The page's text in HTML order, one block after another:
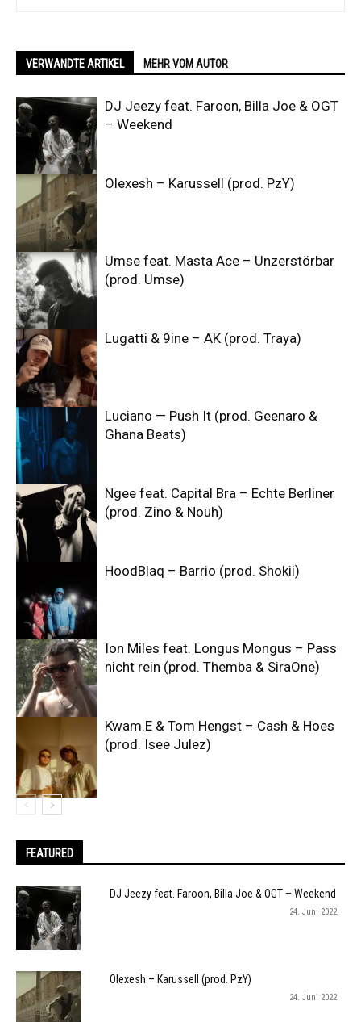
VERWANDTE ARTIKEL MEHR VOM AUTOR
DJ Jeezy feat. Faroon, Billa Joe & OGT
– Weekend
Olexesh – Karussell (prod. PzY)
Umse feat. Masta Ace – Unzerstörbar
(prod. Umse)
Lugatti & 9ine – AK (prod. Traya)
Luciano — Push It (prod. Geenaro &
Ghana Beats)
Ngee feat. Capital Bra – Echte Berliner
(prod. Zino & Nouh)
HoodBlaq – Barrio (prod. Shokii)
Ion Miles feat. Longus Mongus – Pass
nicht rein (prod. Themba & SiraOne)
Kwam.E & Tom Hengst – Cash & Hoes
(prod. Isee Julez)
FEATURED
DJ Jeezy feat. Faroon, Billa Joe & OGT – Weekend
24. Juni 2022
Olexesh – Karussell (prod. PzY)
24. Juni 2022